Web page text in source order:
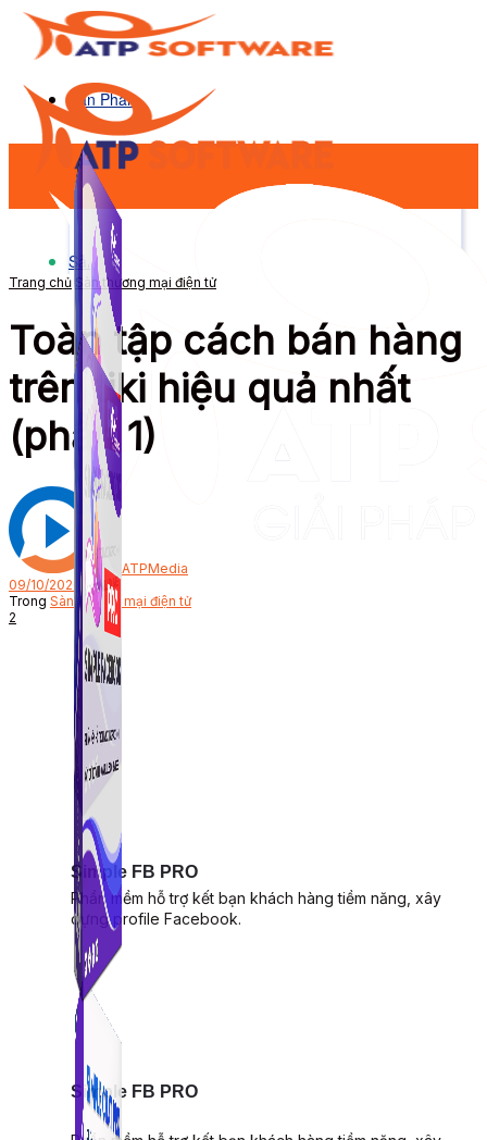
Sản Phẩm
Simple FB PRO
Phần mềm hỗ trợ kết bạn khách hàng tiềm năng, xây
dựng profile Facebook.
Sản Phẩm
Simple FB PRO
Trang chủ Sàn thương mại điện tử
Toàn tập cách bán hàng
trên tiki hiệu quả nhất
(phần 1)
Bởi ATPMedia
09/10/2020
Trong Sàn thương mại điện tử
2